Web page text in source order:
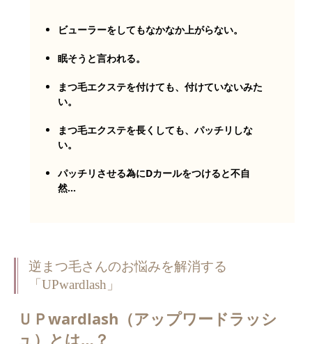
ビューラーをしてもなかなか上がらない。
眠そうと言われる。
まつ毛エクステを付けても、付けていないみた
い。
まつ毛エクステを長くしても、パッチリしな
い。
パッチリさせる為にDカールをつけると不自
然…
逆まつ毛さんのお悩みを解消する
「UPwardlash」
ＵＰwardlash（アップワードラッシ
ュ）とは…？